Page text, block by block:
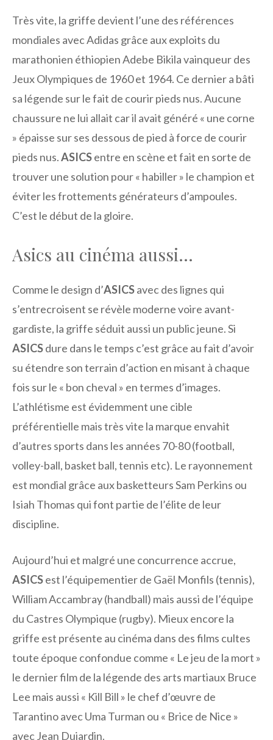
Très vite, la griffe devient l’une des références
mondiales avec Adidas grâce aux exploits du
marathonien éthiopien Adebe Bikila vainqueur des
Jeux Olympiques de 1960 et 1964. Ce dernier a bâti
sa légende sur le fait de courir pieds nus. Aucune
chaussure ne lui allait car il avait généré « une corne
» épaisse sur ses dessous de pied à force de courir
pieds nus.ASICSentre en scène et fait en sorte de
trouver une solution pour « habiller » le champion et
éviter les frottements générateurs d’ampoules.
C’est le début de la gloire.
Asics au cinéma aussi…
Comme le design d’ASICSavec des lignes qui
s’entrecroisent se révèle moderne voire avant-
gardiste, la griffe séduit aussi un public jeune. Si
ASICSdure dans le temps c’est grâce au fait d’avoir
su étendre son terrain d’action en misant à chaque
fois sur le « bon cheval » en termes d’images.
L’athlétisme est évidemment une cible
préférentielle mais très vite la marque envahit
d’autres sports dans les années 70-80 (football,
volley-ball, basket ball, tennis etc). Le rayonnement
est mondial grâce aux basketteurs Sam Perkins ou
Isiah Thomas qui font partie de l’élite de leur
discipline.
Aujourd’hui et malgré une concurrence accrue,
ASICSest l’équipementier de Gaël Monfils (tennis),
William Accambray (handball) mais aussi de l’équipe
du Castres Olympique (rugby). Mieux encore la
griffe est présente au cinéma dans des films cultes
toute époque confondue comme « Le jeu de la mort »
le dernier film de la légende des arts martiaux Bruce
Lee mais aussi « Kill Bill » le chef d’œuvre de
Tarantino avec Uma Turman ou « Brice de Nice »
avec Jean Dujardin.